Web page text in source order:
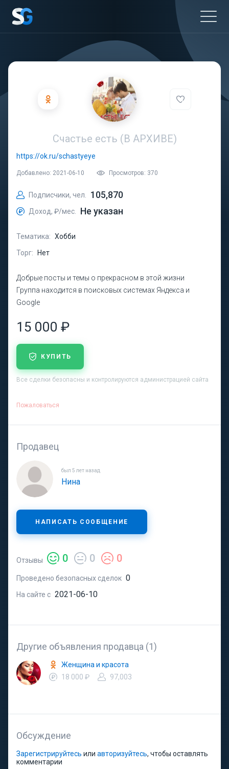
Счастье есть (В АРХИВЕ)
https://ok.ru/schastyeye
Добавлено: 2021-06-10 Просмотров: 370
Подписчики, чел. 105,870
Доход, ₽/мес. Не указан
Тематика: Хобби
Торг:
Нет
Добрые посты и темы о прекрасном в этой жизни
Группа находится в поисковых системах Яндекса и
Google
15 000 ₽
КУПИТЬ
Все сделки безопасны и контролируются администрацией сайта
Пожаловаться
Продавец
был 5 лет назад
Нина
НАПИСАТЬ СООБЩЕНИЕ
Отзывы 0 0 0
Проведено безопасных сделок 0
На сайте с 2021-06-10
Другие объявления продавца (1)
Женщина и красота
18 000 ₽
97,003
Обсуждение
Зарегистрируйтесь или авторизуйтесь, чтобы оставлять
комментарии